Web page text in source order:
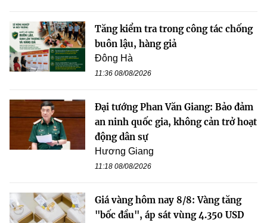
Tăng kiểm tra trong công tác chống
buôn lậu, hàng giả
Đông Hà
11:36 08/08/2026
Đại tướng Phan Văn Giang: Bảo đảm
an ninh quốc gia, không cản trở hoạt
động dân sự
Hương Giang
11:18 08/08/2026
Giá vàng hôm nay 8/8: Vàng tăng
"bốc đầu", áp sát vùng 4.350 USD